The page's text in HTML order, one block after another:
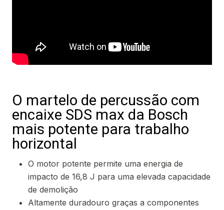
O martelo de percussão com
encaixe SDS max da Bosch
mais potente para trabalho
horizontal
O motor potente permite uma energia de
impacto de 16,8 J para uma elevada capacidade
de demolição
Altamente duradouro graças a componentes